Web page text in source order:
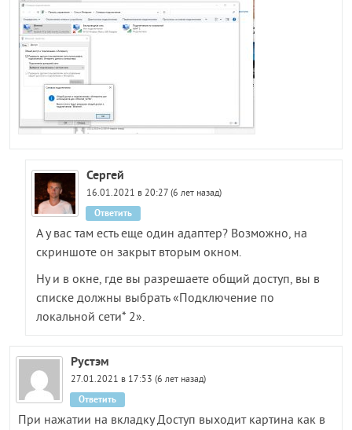
Сергей
16.01.2021 в 20:27 (6 лет назад)
А у вас там есть еще один адаптер? Возможно, на
скриншоте он закрыт вторым окном.
Ну и в окне, где вы разрешаете общий доступ, вы в
списке должны выбрать «Подключение по
локальной сети* 2».
Ответить
Рустэм
27.01.2021 в 17:53 (6 лет назад)
При нажатии на вкладку Доступ выходит картина как в
Ответить